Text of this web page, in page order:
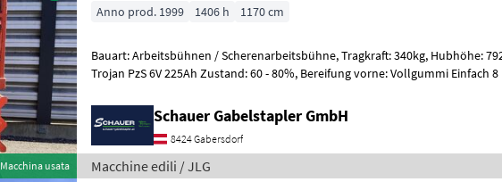
Macchina usata
Anno prod. 1999 1406 h 1170 cm
Bauart: Arbeitsbühnen / Scherenarbeitsbühne, Tragkraft: 340kg, Hubhöhe: 7920mm, Batterie:
Trojan PzS 6V 225Ah Zustand: 60 - 80%, Bereifung vorne: Vollgummi Einfach 8
Schauer Gabelstapler GmbH
8424 Gabersdorf
Macchine edili / JLG